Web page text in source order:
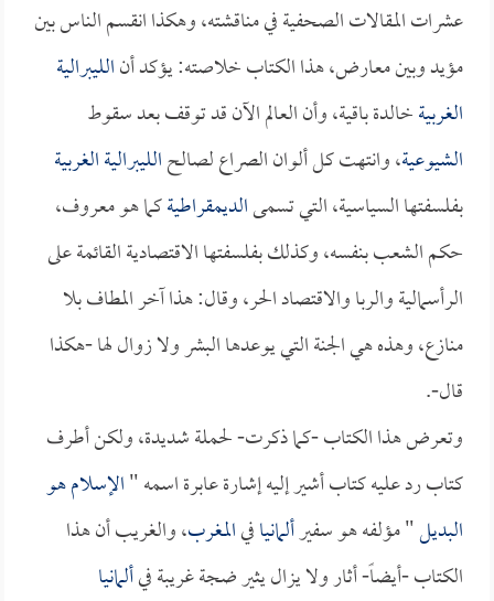
عشرات المقالات الصحفية في مناقشته، وهكذا انقسم الناس بين
مؤيد وبين معارض، هذا الكتاب خلاصته: يؤكد أنالليبرالية
الغربيةخالدة باقية، وأن العالم الآن قد توقف بعد سقوط
الشيوعية، وانتهت كل ألوان الصراع لصالحالليبرالية الغربية
بفلسفتها السياسية، التي تسمىالديمقراطيةكما هو معروف،
حكم الشعب بنفسه، وكذلك بفلسفتها الاقتصادية القائمة على
الرأسمالية والربا والاقتصاد الحر، وقال: هذا آخر المطاف بلا
منازع، وهذه هي الجنة التي يوعدها البشر ولا زوال لها -هكذا
قال-.
وتعرض هذا الكتاب -كما ذكرت- لحملة شديدة، ولكن أطرف
كتاب رد عليه كتاب أشير إليه إشارة عابرة اسمه "الإسلام هو
البديل" مؤلفه هو سفيرألمانيافيالمغرب، والغريب أن هذا
الكتاب -أيضاً- أثار ولا يزال يثير ضجة غريبة فيألمانيا